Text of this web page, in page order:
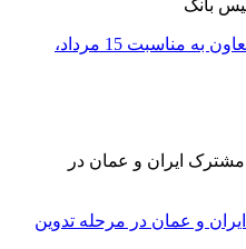
پیام مدیرعامل بانک توسعه تعاون به مناسبت 15 مرداد،
و عمان در مرحله تدوین